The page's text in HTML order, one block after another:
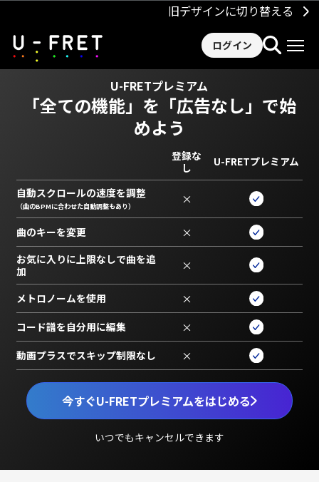
旧デザインに切り替える
ログイン
U-FRETプレミアム
「全ての機能」を 「広告なし」で始
めよう
今すぐU-FRETプレミアムをはじめる
いつでもキャンセルできます
登録な
し
U-FRETプレミアム
自動スクロールの速度を調整
（曲のBPMに合わせた自動調整もあり） ×
曲のキーを変更 ×
お気に入りに上限なしで曲を追
加
×
メトロノームを使用 ×
コード譜を自分用に編集 ×
動画プラスでスキップ制限なし ×